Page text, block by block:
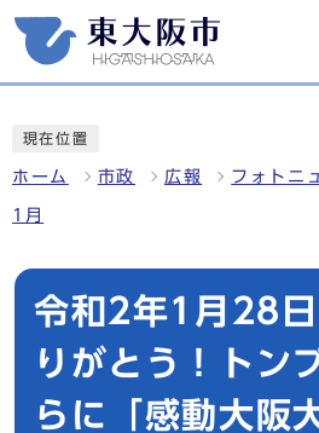
現在位置
ホーム 市政 広報 フォトニ
1月
令和2年1月28
りがとう！トン
らに「感動大阪